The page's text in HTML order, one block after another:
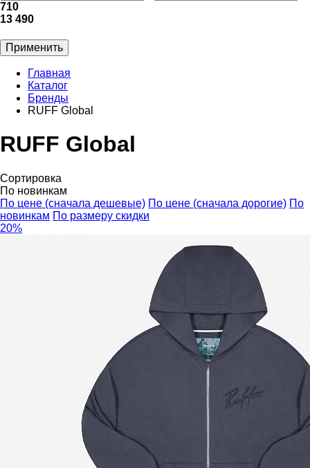
710
13 490
Применить
Главная
Каталог
Бренды
RUFF Global
RUFF Global
Сортировка
По новинкам
По цене (сначала дешевые) По цене (сначала дорогие) По
новинкам По размеру скидки
20%